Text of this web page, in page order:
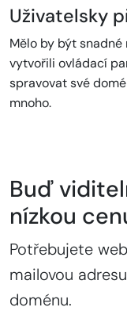
Uživatelsky
Mělo by být snadné
vytvořili ovládací
spravovat své
mnoho.
Buď
nízkou
Potřebujete
mailovou
doménu.